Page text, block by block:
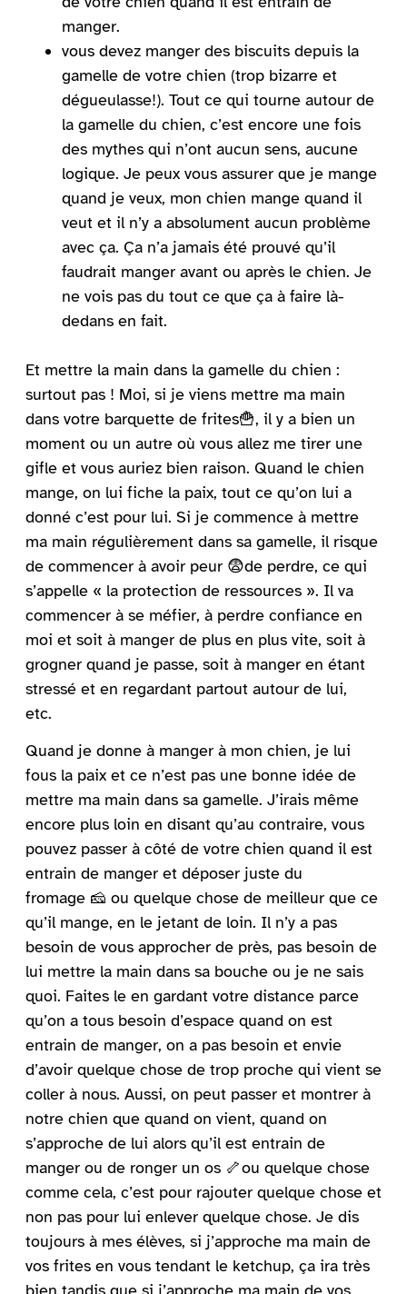
manger.
vous devez manger des biscuits depuis la
gamelle de votre chien (trop bizarre et
dégueulasse!). Tout ce qui tourne autour de
la gamelle du chien, c’est encore une fois
des mythes qui n’ont aucun sens, aucune
logique. Je peux vous assurer que je mange
quand je veux, mon chien mange quand il
veut et il n’y a absolument aucun problème
avec ça. Ça n’a jamais été prouvé qu’il
faudrait manger avant ou après le chien. Je
ne vois pas du tout ce que ça à faire là-
dedans en fait.
Et mettre la main dans la gamelle du chien :
surtout pas ! Moi, si je viens mettre ma main
dans votre barquette de frites🍟, il y a bien un
moment ou un autre où vous allez me tirer une
gifle et vous auriez bien raison. Quand le chien
mange, on lui fiche la paix, tout ce qu’on lui a
donné c’est pour lui. Si je commence à mettre
ma main régulièrement dans sa gamelle, il risque
de commencer à avoir peur 😨de perdre, ce qui
s’appelle « la protection de ressources ». Il va
commencer à se méfier, à perdre confiance en
moi et soit à manger de plus en plus vite, soit à
grogner quand je passe, soit à manger en étant
stressé et en regardant partout autour de lui,
etc.
Quand je donne à manger à mon chien, je lui
fous la paix et ce n’est pas une bonne idée de
mettre ma main dans sa gamelle. J’irais même
encore plus loin en disant qu’au contraire, vous
pouvez passer à côté de votre chien quand il est
entrain de manger et déposer juste du
fromage 🧀 ou quelque chose de meilleur que ce
qu’il mange, en le jetant de loin. Il n’y a pas
besoin de vous approcher de près, pas besoin de
lui mettre la main dans sa bouche ou je ne sais
quoi. Faites le en gardant votre distance parce
qu’on a tous besoin d’espace quand on est
entrain de manger, on a pas besoin et envie
d’avoir quelque chose de trop proche qui vient se
coller à nous. Aussi, on peut passer et montrer à
notre chien que quand on vient, quand on
s’approche de lui alors qu’il est entrain de
manger ou de ronger un os 🦴ou quelque chose
comme cela, c’est pour rajouter quelque chose et
non pas pour lui enlever quelque chose. Je dis
toujours à mes élèves, si j’approche ma main de
vos frites en vous tendant le ketchup, ça ira très